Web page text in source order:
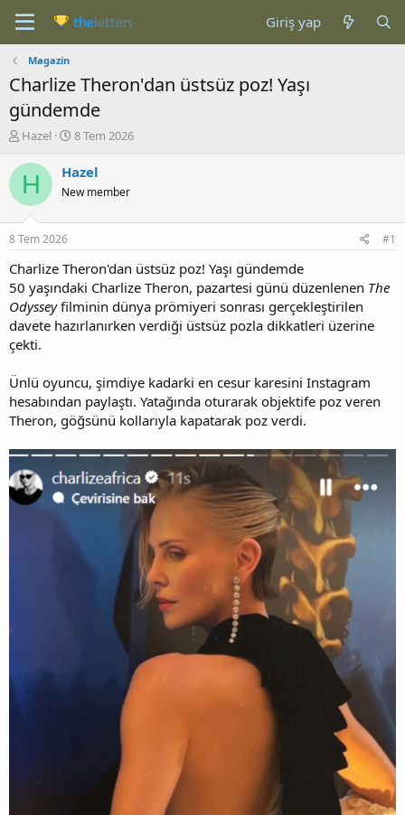
Giriş yap
Magazin
Charlize Theron'dan üstsüz poz! Yaşı
gündemde
K
n
b
u
u
b
a
ş
l
a
t
a
Hazel
B
ş
a
ç
a
r
i
8 Tem 2026
H Hazel
New member
8 Tem 2026 #1
Charlize Theron'dan üstsüz poz! Yaşı gündemde
50 yaşındaki Charlize Theron, pazartesi günü düzenlenen The
Odysseyfilminin dünya prömiyeri sonrası gerçekleştirilen
davete hazırlanırken verdiği üstsüz pozla dikkatleri üzerine
çekti.
Ünlü oyuncu, şimdiye kadarki en cesur karesini Instagram
hesabından paylaştı. Yatağında oturarak objektife poz veren
Theron, göğsünü kollarıyla kapatarak poz verdi.